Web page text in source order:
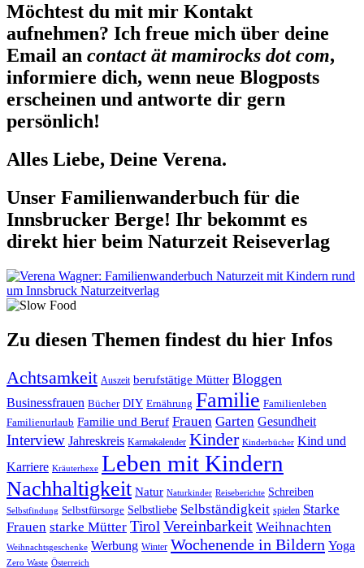
Möchtest du mit mir Kontakt
aufnehmen? Ich freue mich über deine
Email an contact ät mamirocks dot com,
informiere dich, wenn neue Blogposts
erscheinen und antworte dir gern
persönlich!
Alles Liebe, Deine Verena.
Unser Familienwanderbuch für die
Innsbrucker Berge! Ihr bekommt es
direkt hier beim Naturzeit Reiseverlag
Zu diesen Themen findest du hier Infos
Achtsamkeit Auszeit berufstätige Mütter Bloggen
Businessfrauen Bücher DIY Ernährung Familie Familienleben
Familienurlaub Familie und Beruf Frauen Garten Gesundheit
Interview Jahreskreis Karmakalender Kinder Kinderbücher Kind und
Karriere Kräuterhexe Leben mit Kindern
Nachhaltigkeit Natur Naturkinder Reiseberichte Schreiben
Selbstfindung Selbstfürsorge Selbstliebe Selbständigkeit spielen Starke
Frauen starke Mütter Tirol Vereinbarkeit Weihnachten
Weihnachtsgeschenke Werbung Winter Wochenende in Bildern Yoga
Zero Waste Österreich